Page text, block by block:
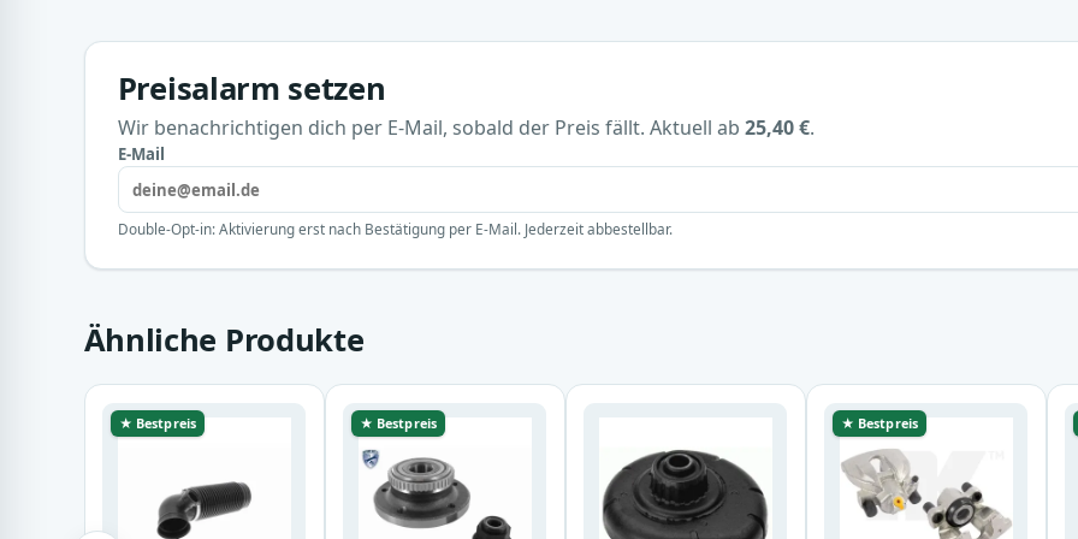
Preisalarm setzen
Wir benachrichtigen dich per E-Mail, sobald der Preis fällt. Aktuell ab 25,40 €.
E-Mail
Double-Opt-in: Aktivierung erst nach Bestätigung per E-Mail. Jederzeit abbestellbar.
Ähnliche Produkte
★ Bestpreis ★ Bestpreis ★ Bestpreis